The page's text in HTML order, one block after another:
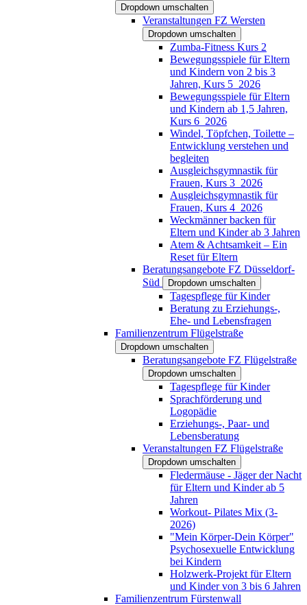
Dropdown umschalten
Veranstaltungen FZ Wersten
Dropdown umschalten
Zumba-Fitness Kurs 2
Bewegungsspiele für Eltern
und Kindern von 2 bis 3
Jahren, Kurs 5_2026
Bewegungsspiele für Eltern
und Kindern ab 1,5 Jahren,
Kurs 6_2026
Windel, Töpfchen, Toilette –
Entwicklung verstehen und
begleiten
Ausgleichsgymnastik für
Frauen, Kurs 3_2026
Ausgleichsgymnastik für
Frauen, Kurs 4_2026
Weckmänner backen für
Eltern und Kinder ab 3 Jahren
Atem & Achtsamkeit – Ein
Reset für Eltern
Beratungsangebote FZ Düsseldorf-
Süd
Dropdown umschalten
Tagespflege für Kinder
Beratung zu Erziehungs-,
Ehe- und Lebensfragen
Familienzentrum Flügelstraße
Dropdown umschalten
Beratungsangebote FZ Flügelstraße
Dropdown umschalten
Tagespflege für Kinder
Sprachförderung und
Logopädie
Erziehungs-, Paar- und
Lebensberatung
Veranstaltungen FZ Flügelstraße
Dropdown umschalten
Fledermäuse - Jäger der Nacht
für Eltern und Kinder ab 5
Jahren
Workout- Pilates Mix (3-
2026)
"Mein Körper-Dein Körper"
Psychosexuelle Entwicklung
bei Kindern
Holzwerk-Projekt für Eltern
und Kinder von 3 bis 6 Jahren
Familienzentrum Fürstenwall